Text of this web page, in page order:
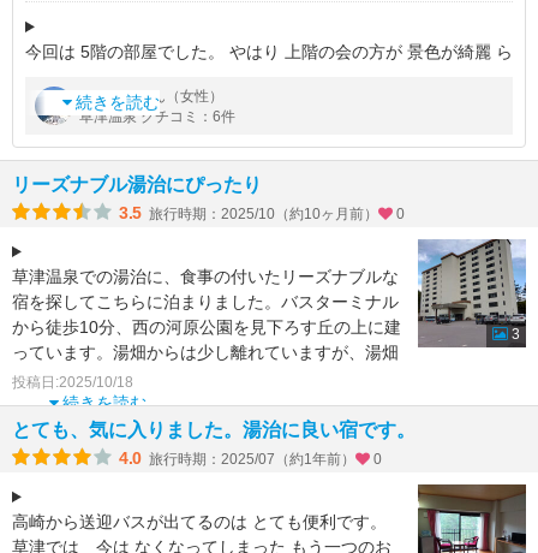
今回は 5階の部屋でした。 やはり 上階の会の方が 景色が綺麗 ら
ーブルソファー2つがついています。 トイレは古いですが 温水
シャワー付
続きを読む
bysekai さん（女性）
草津温泉 クチコミ：6件
リーズナブル湯治にぴったり
3.5 旅行時期：2025/10（約10ヶ月前） 0
草津温泉での湯治に、食事の付いたリーズナブルな
宿を探してこちらに泊まりました。バスターミナル
から徒歩10分、西の河原公園を見下ろす丘の上に建
っています。湯畑からは少し離れていますが、湯畑
とホテルを往復
続きを読む
投稿日:2025/10/18
3
とても、気に入りました。湯治に良い宿です。
4.0 旅行時期：2025/07（約1年前） 0
高崎から送迎バスが出てるのは とても便利です。
草津では 今は なくなってしまった もう一つのお